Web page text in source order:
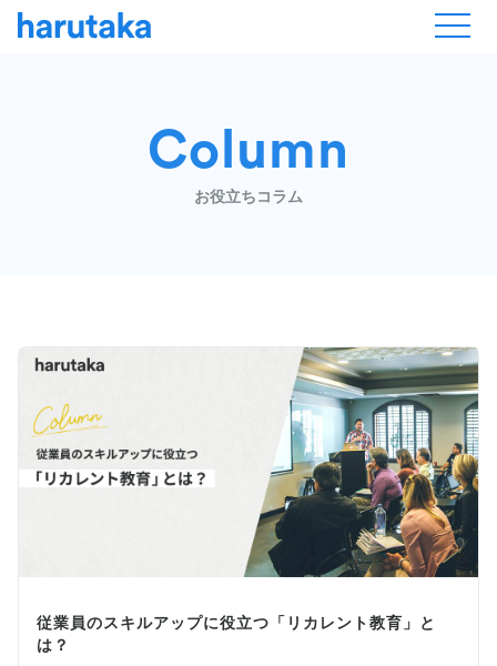
Column
お役立ちコラム
従業員のスキルアップに役立つ「リカレント教育」と
は？